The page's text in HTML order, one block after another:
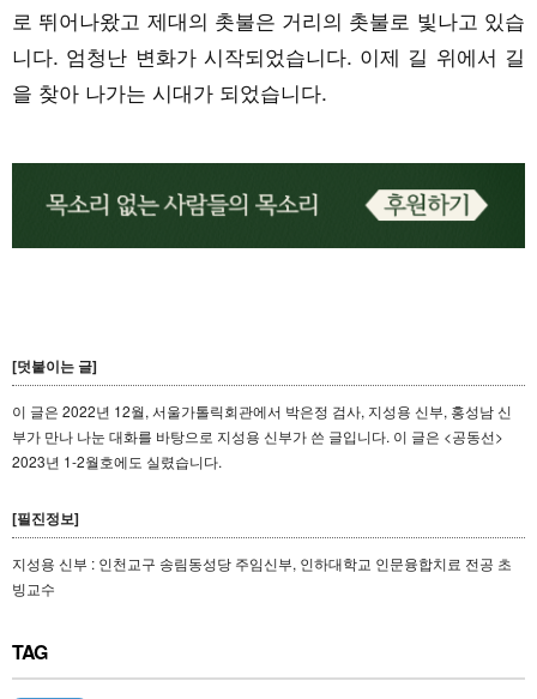
로 뛰어나왔고 제대의 촛불은 거리의 촛불로 빛나고 있습
니다. 엄청난 변화가 시작되었습니다. 이제 길 위에서 길
을 찾아 나가는 시대가 되었습니다.
[덧붙이는 글]
이 글은 2022년 12월, 서울가톨릭회관에서 박은정 검사, 지성용 신부, 홍성남 신
부가 만나 나눈 대화를 바탕으로 지성용 신부가 쓴 글입니다. 이 글은 <공동선>
2023년 1-2월호에도 실렸습니다.
[필진정보]
지성용 신부 : 인천교구 송림동성당 주임신부, 인하대학교 인문융합치료 전공 초
빙교수
TAG